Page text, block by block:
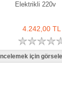
Elektrikli 220v
4.242,00 TL